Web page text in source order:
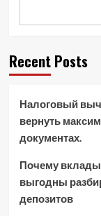
Recent Posts
Налоговый
вернуть
документах.
Почему вклады
выгодны
депозитов